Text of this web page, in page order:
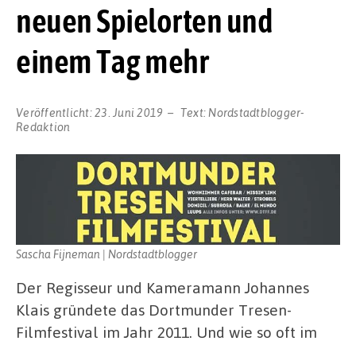
neuen Spielorten und
einem Tag mehr
Veröffentlicht:23. Juni 2019 Text: Nordstadtblogger-
Redaktion
Sascha Fijneman | Nordstadtblogger
Der Regisseur und Kameramann Johannes
Klais gründete das Dortmunder Tresen-
Filmfestival im Jahr 2011. Und wie so oft im